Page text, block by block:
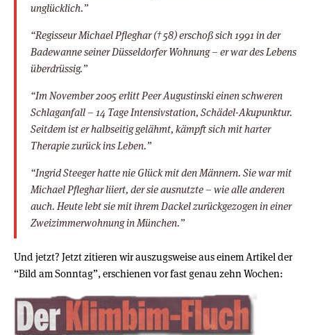
unglücklich.”
“Regisseur Michael Pfleghar († 58) erschoß sich 1991 in der
Badewanne seiner Düsseldorfer Wohnung – er war des Lebens
überdrüssig.”
“Im November 2005 erlitt Peer Augustinski einen schweren
Schlaganfall – 14 Tage Intensivstation, Schädel-Akupunktur.
Seitdem ist er halbseitig gelähmt, kämpft sich mit harter
Therapie zurück ins Leben.”
“Ingrid Steeger hatte nie Glück mit den Männern. Sie war mit
Michael Pfleghar liiert, der sie ausnutzte – wie alle anderen
auch. Heute lebt sie mit ihrem Dackel zurückgezogen in einer
Zweizimmerwohnung in München.”
Und jetzt? Jetzt zitieren wir auszugsweise aus einem Artikel der
“Bild am Sonntag”, erschienen vor fast genau zehn Wochen: